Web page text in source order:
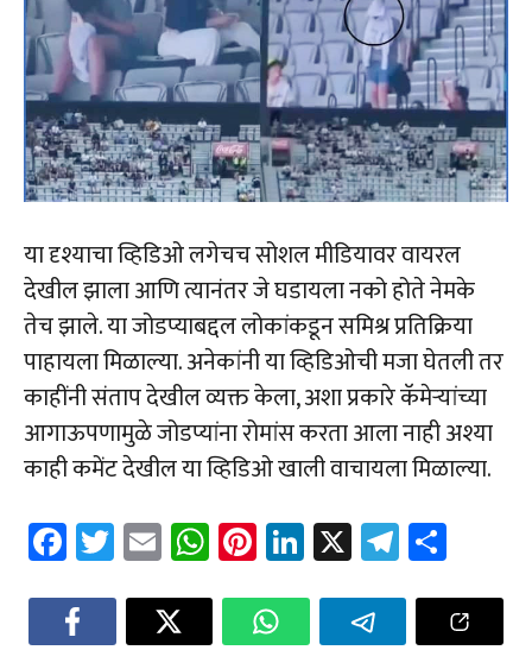
या दृश्याचा व्हिडिओ लगेचच सोशल मीडियावर वायरल
देखील झाला आणि त्यानंतर जे घडायला नको होते नेमके
तेच झाले. या जोडप्याबद्दल लोकांकडून समिश्र प्रतिक्रिया
पाहायला मिळाल्या. अनेकांनी या व्हिडिओची मजा घेतली तर
काहींनी संताप देखील व्यक्त केला, अशा प्रकारे कॅमेऱ्यांच्या
आगाऊपणामुळे जोडप्यांना रोमांस करता आला नाही अश्या
काही कमेंट देखील या व्हिडिओ खाली वाचायला मिळाल्या.
Fa
ce
b
o
T
wi
tt
er
E
m
ail
W
h
at
sA
Pi
nt
er
es
Li
nk
e
dI
X Te
le
gr
a
e